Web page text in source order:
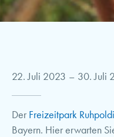
22. Juli 2023 – 30. Juli
Der Freizeitpark
Bayern. Hier erwarten